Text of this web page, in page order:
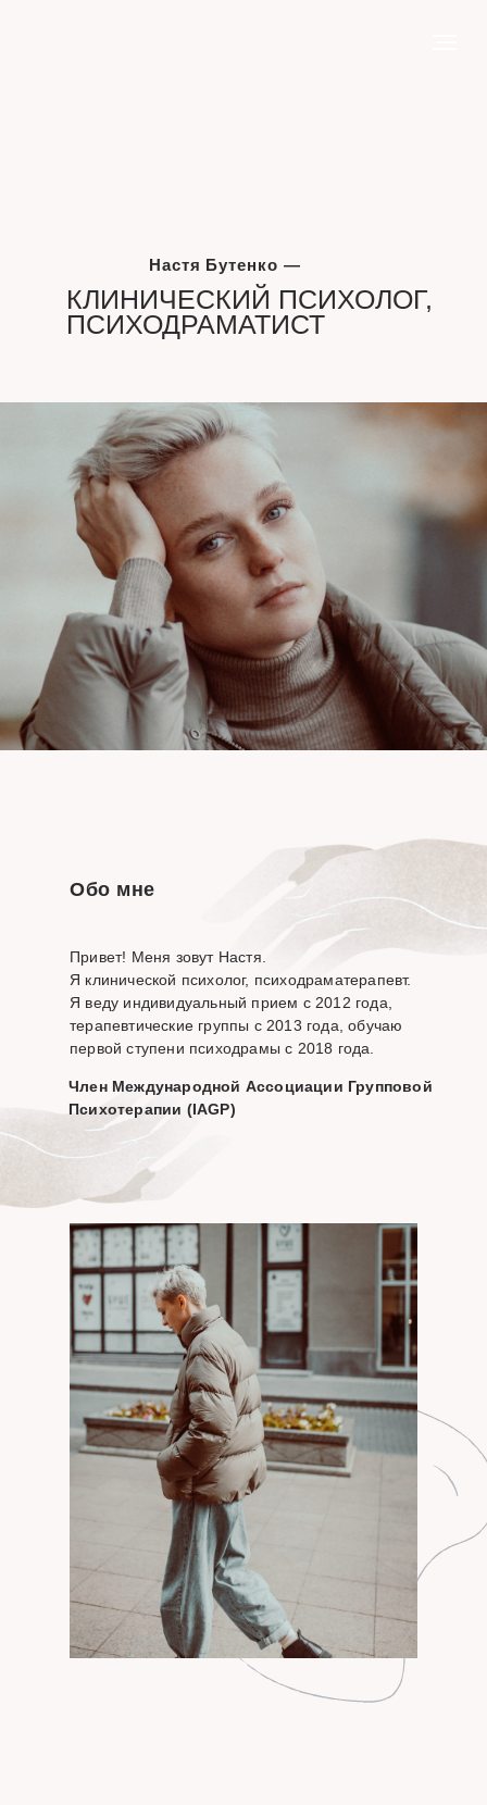
Настя Бутенко —
КЛИНИЧЕСКИЙ ПСИХОЛОГ,
ПСИХОДРАМАТИСТ
Привет! Меня зовут Настя.
Я клинической психолог, психодраматерапевт.
Я веду индивидуальный прием с 2012 года,
терапевтические группы с 2013 года, обучаю
первой ступени психодрамы с 2018 года.
Член Международной Ассоциации Групповой
Психотерапии (IAGP)
Обо мне